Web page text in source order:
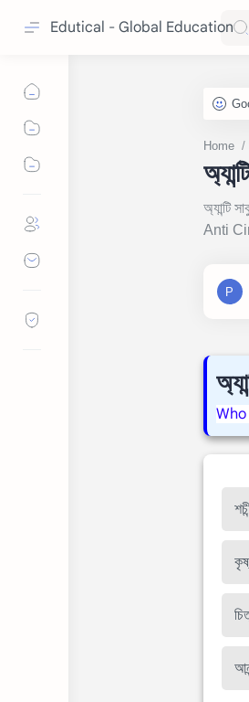
Edutical - Global Education
Home
অ্যান্টি
Anti